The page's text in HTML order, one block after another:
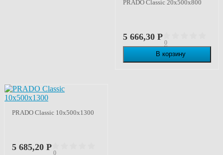
PRADO Classic 20х500х800
5 666,30 Р
0
В корзину
PRADO Classic 10х500х1300
5 685,20 Р
0